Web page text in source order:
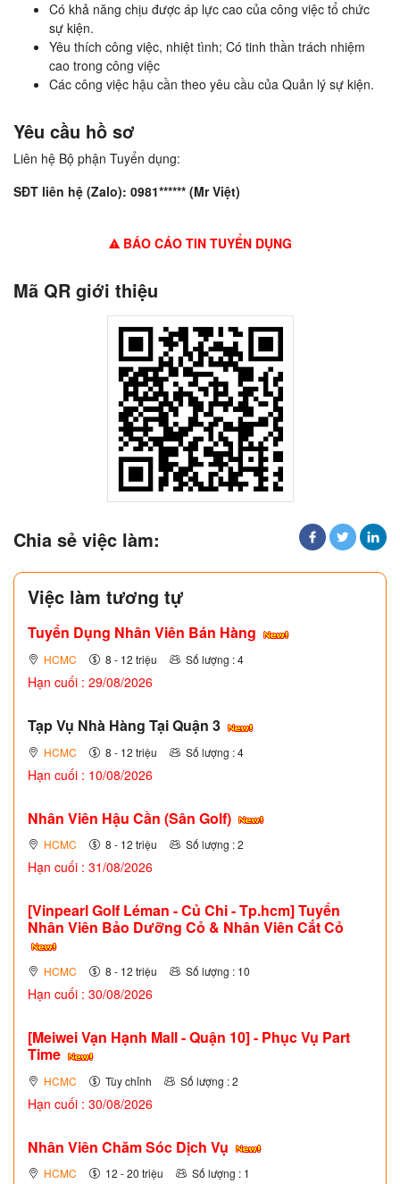
Có khả năng chịu được áp lực cao của công việc tổ chức
sự kiện.
Yêu thích công việc, nhiệt tình; Có tinh thần trách nhiệm
cao trong công việc
Các công việc hậu cần theo yêu cầu của Quản lý sự kiện.
Yêu cầu hồ sơ
Liên hệ Bộ phận Tuyển dụng:
SĐT liên hệ (Zalo): 0981****** (Mr Việt)
BÁO CÁO TIN TUYỂN DỤNG
Mã QR giới thiệu
Chia sẻ việc làm:
Việc làm tương tự
Tuyển Dụng Nhân Viên Bán Hàng
HCMC 8 - 12 triệu Số lượng : 4
Hạn cuối : 29/08/2026
Tạp Vụ Nhà Hàng Tại Quận 3
HCMC 8 - 12 triệu Số lượng : 4
Hạn cuối : 10/08/2026
Nhân Viên Hậu Cần (Sân Golf)
HCMC 8 - 12 triệu Số lượng : 2
Hạn cuối : 31/08/2026
[Vinpearl Golf Léman - Củ Chi - Tp.hcm] Tuyển
Nhân Viên Bảo Dưỡng Cỏ & Nhân Viên Cắt Cỏ
HCMC 8 - 12 triệu Số lượng : 10
Hạn cuối : 30/08/2026
[Meiwei Vạn Hạnh Mall - Quận 10] - Phục Vụ Part
Time
HCMC Tùy chỉnh Số lượng : 2
Hạn cuối : 30/08/2026
Nhân Viên Chăm Sóc Dịch Vụ
HCMC 12 - 20 triệu Số lượng : 1